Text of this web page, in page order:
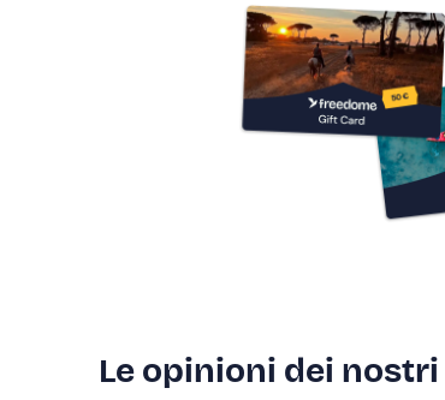
Le opinioni dei